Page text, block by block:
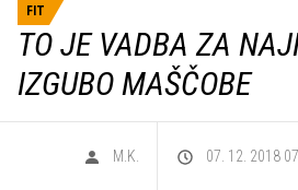
FIT
TO JE VADBA ZA
IZGUBO MAŠČOBE
M.K. 07. 12. 2018